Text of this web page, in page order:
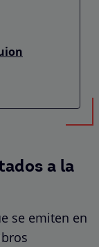
a la
se emiten en